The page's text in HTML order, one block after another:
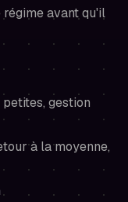
avant qu'il
gestion
à la moyenne,